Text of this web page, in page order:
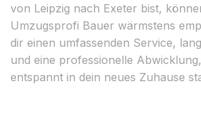
von Leipzig nach Exeter bist,
Umzugsprofi Bauer wärmstens
dir einen umfassenden Service,
und eine professionelle
entspannt in dein neues Zuhause